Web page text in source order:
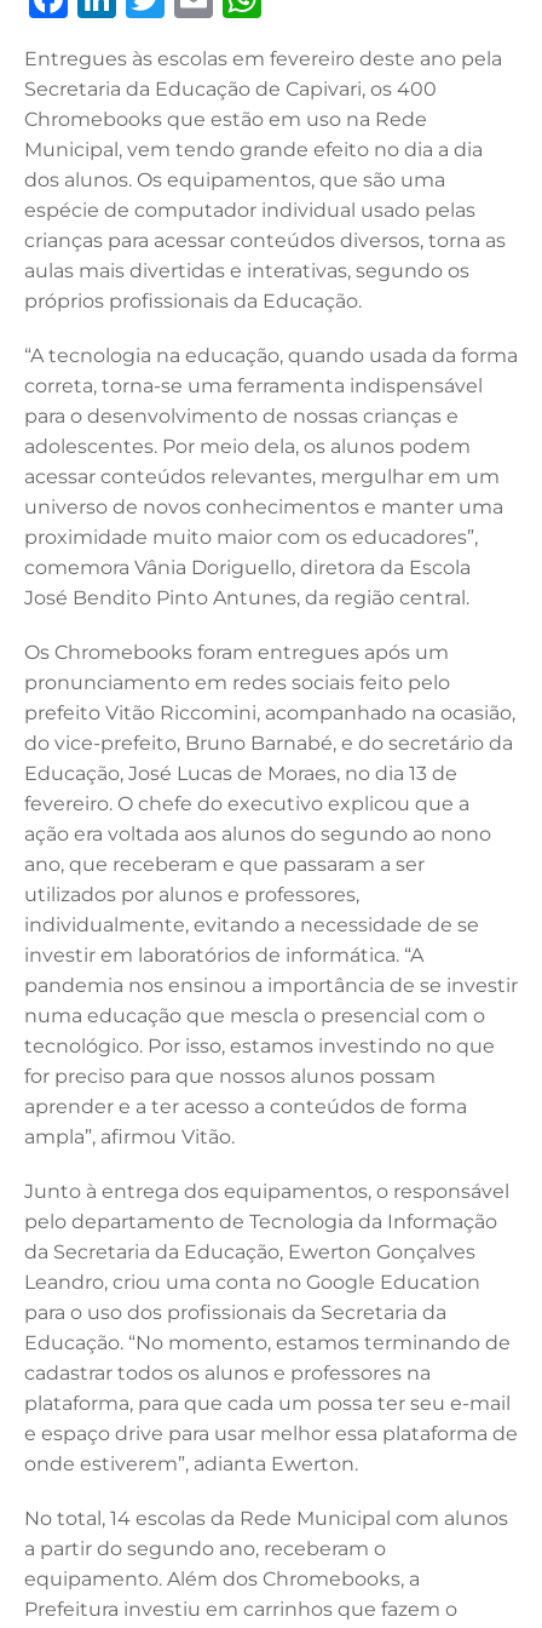
c
e
b
o
o
k
k
e
dI
n
it
te
r
ai
l
at
s
A
p
p
Entregues às escolas em fevereiro deste ano pela
Secretaria da Educação de Capivari, os 400
Chromebooks que estão em uso na Rede
Municipal, vem tendo grande efeito no dia a dia
dos alunos. Os equipamentos, que são uma
espécie de computador individual usado pelas
crianças para acessar conteúdos diversos, torna as
aulas mais divertidas e interativas, segundo os
próprios profissionais da Educação.
“A tecnologia na educação, quando usada da forma
correta, torna-se uma ferramenta indispensável
para o desenvolvimento de nossas crianças e
adolescentes. Por meio dela, os alunos podem
acessar conteúdos relevantes, mergulhar em um
universo de novos conhecimentos e manter uma
proximidade muito maior com os educadores”,
comemora Vânia Doriguello, diretora da Escola
José Bendito Pinto Antunes, da região central.
Os Chromebooks foram entregues após um
pronunciamento em redes sociais feito pelo
prefeito Vitão Riccomini, acompanhado na ocasião,
do vice-prefeito, Bruno Barnabé, e do secretário da
Educação, José Lucas de Moraes, no dia 13 de
fevereiro. O chefe do executivo explicou que a
ação era voltada aos alunos do segundo ao nono
ano, que receberam e que passaram a ser
utilizados por alunos e professores,
individualmente, evitando a necessidade de se
investir em laboratórios de informática. “A
pandemia nos ensinou a importância de se investir
numa educação que mescla o presencial com o
tecnológico. Por isso, estamos investindo no que
for preciso para que nossos alunos possam
aprender e a ter acesso a conteúdos de forma
ampla”, afirmou Vitão.
Junto à entrega dos equipamentos, o responsável
pelo departamento de Tecnologia da Informação
da Secretaria da Educação, Ewerton Gonçalves
Leandro, criou uma conta no Google Education
para o uso dos profissionais da Secretaria da
Educação. “No momento, estamos terminando de
cadastrar todos os alunos e professores na
plataforma, para que cada um possa ter seu e-mail
e espaço drive para usar melhor essa plataforma de
onde estiverem”, adianta Ewerton.
No total, 14 escolas da Rede Municipal com alunos
a partir do segundo ano, receberam o
equipamento. Além dos Chromebooks, a
Prefeitura investiu em carrinhos que fazem o